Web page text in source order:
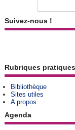
Suivez-nous !
Rubriques pratiques
Bibliothèque
Sites utiles
A propos
Agenda